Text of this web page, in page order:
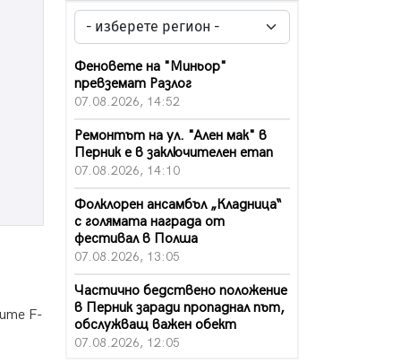
F-
Феновете на "Миньор"
превземат Разлог
07.08.2026, 14:52
Ремонтът на ул. "Ален мак" в
Перник е в заключителен етап
07.08.2026, 14:10
Фолклорен ансамбъл „Кладница“
с голямата награда от
фестивал в Полша
07.08.2026, 13:05
Частично бедствено положение
в Перник заради пропаднал път,
обслужващ важен обект
07.08.2026, 12:05